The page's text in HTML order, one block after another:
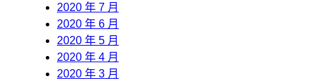
2020 年 7 月
2020 年 6 月
2020 年 5 月
2020 年 4 月
2020 年 3 月